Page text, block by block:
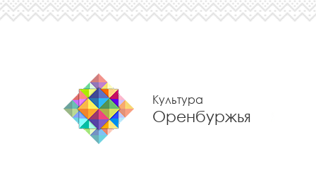
Культура
Оренбуржья